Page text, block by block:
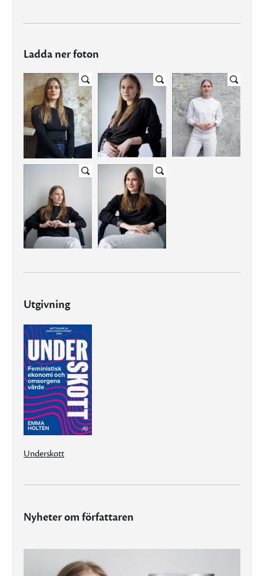
Ladda ner foton
Utgivning
Underskott
Nyheter om författaren